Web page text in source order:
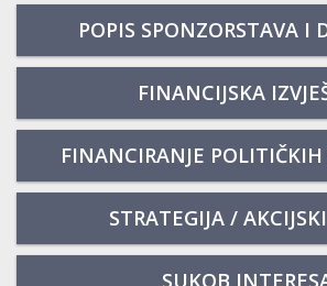
POPIS SPONZORSTAVA I
FINANCIJSKA
FINANCIRANJE
STRATEGIJA /
SUKOB